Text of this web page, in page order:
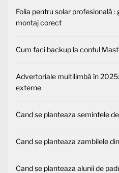
Folia pentru solar profesională :
montaj corect
Cum faci backup la contul
Advertoriale multilimbă în
externe
Cand se planteaza semintele
Cand se planteaza zambilele
Cand se planteaza alunii de